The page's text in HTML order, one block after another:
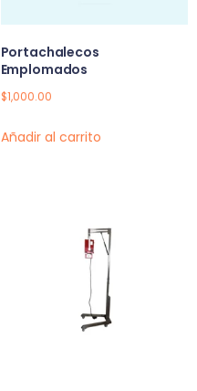
Portachalecos
Emplomados
$1,000.00
Añadir al carrito